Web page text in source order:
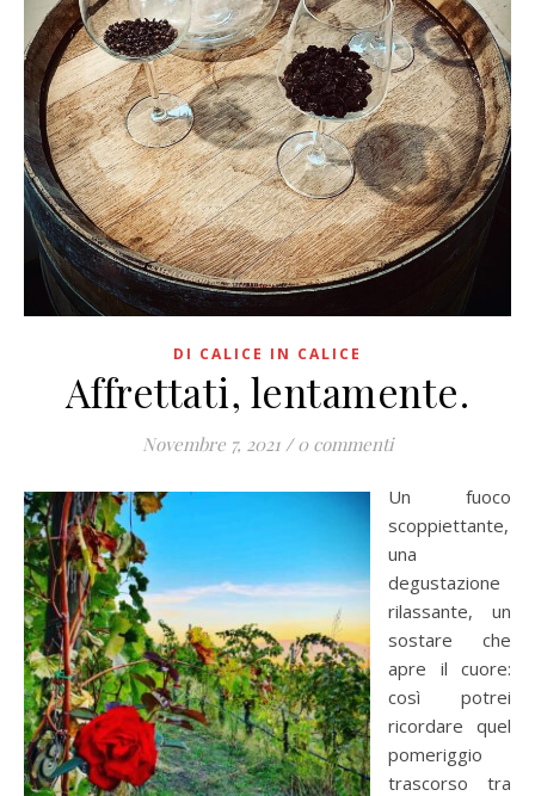
DI CALICE IN CALICE
Affrettati, lentamente.
Novembre 7, 2021 / 0 commenti
Un fuoco
scoppiettante,
una
degustazione
rilassante, un
sostare che
apre il cuore:
così potrei
ricordare quel
pomeriggio
trascorso tra